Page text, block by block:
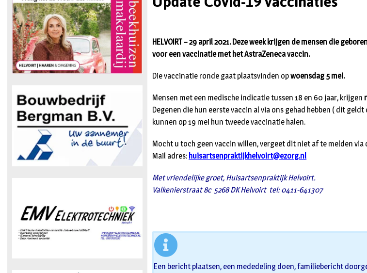
HELVOIRT – 29 april 2021. Deze week krijgen de mensen die
voor een vaccinatie met het AstraZeneca vaccin.
Die vaccinatie ronde gaat plaatsvinden opwoensdag 5 mei.
Mensen met een medische indicatie tussen 18 en 60 jaar, krijgen
Degenen die hun eerste vaccin al via ons gehad hebben ( dit
kunnen op 19 mei hun tweede vaccinatie halen.
Mocht u toch geen vaccin willen, vergeet dit niet af te melden via
Mail adres: huisartsenpraktijkhelvoirt@ezorg.nl
Met vriendelijke groet, Huisartsenpraktijk Helvoirt.
Valkenierstraat 8c 5268 DK Helvoirt tel: 0411-641307
Een bericht plaatsen, een mededeling doen, familiebericht